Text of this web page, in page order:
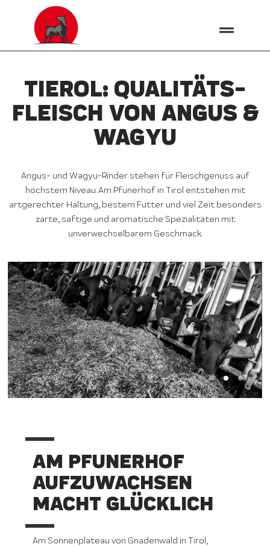
TIEROL: QUALITÄTS­
FLEISCH VON ANGUS &
WAGYU
Angus- und Wagyu-Rinder stehen für Fleischgenuss auf
höchstem Niveau. Am Pfunerhof in Tirol entstehen mit
artgerechter Haltung, bestem Futter und viel Zeit besonders
zarte, saftige und aromatische Spezialitäten mit
unverwechselbarem Geschmack.
AM PFUNERHOF
AUFZUWACHSEN
MACHT GLÜCKLICH
Am Sonnenplateau von Gnadenwald in Tirol,